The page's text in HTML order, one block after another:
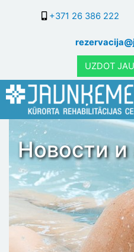
+371 26 386 222
UZDOT
Новости и